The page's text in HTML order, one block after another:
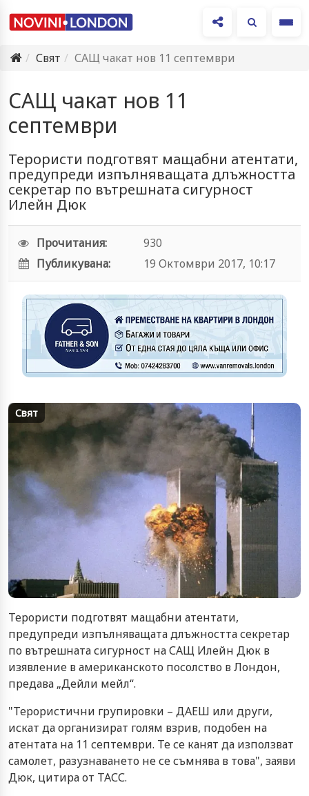
Свят
САЩ чакат нов 11 септември
САЩ чакат нов 11
септември
Терористи подготвят мащабни атентати,
предупреди изпълняващата длъжността
секретар по вътрешната сигурност
Илейн Дюк
Прочитания:
930
Публикувана:
19 Октомври 2017, 10:17
Свят
Терористи подготвят мащабни атентати,
предупреди изпълняващата длъжността секретар
по вътрешната сигурност на САЩ Илейн Дюк в
изявление в американското посолство в Лондон,
предава „Дейли мейл“.
"Терористични групировки – ДАЕШ или други,
искат да организират голям взрив, подобен на
атентата на 11 септември. Те се канят да използват
самолет, разузнаването не се съмнява в това", заяви
Дюк, цитира от ТАСС.